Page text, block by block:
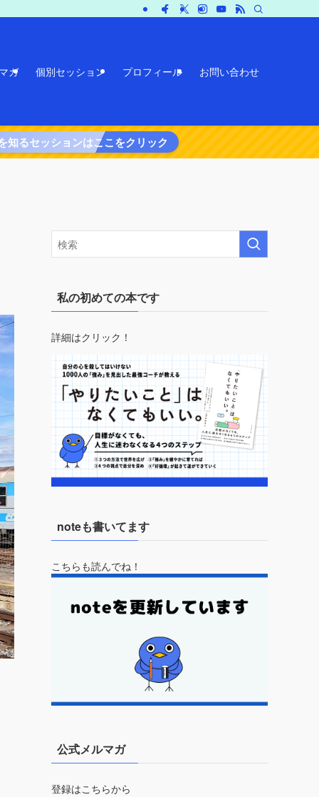
ガ 個別セッション プロフィール お問い合わせ
知るセッションはここをクリック
私の初めての本です
詳細はクリック！
noteも書いてます
こちらも読んでね！
公式メルマガ
登録はこちらから